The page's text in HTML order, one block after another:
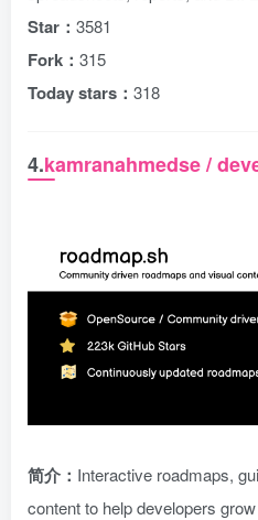
Star： 3581
Fork： 315
Today stars： 318
4.kamranahmedse /
简介： Interactive roadmaps,
content to help developers